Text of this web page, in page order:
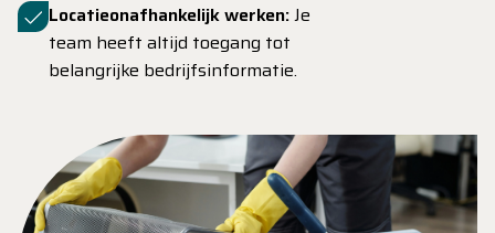
Locatieonafhankelijk werken:Je
team heeft altijd toegang tot
belangrijke bedrijfsinformatie.